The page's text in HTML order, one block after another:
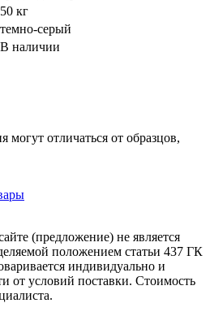
50 кг
темно-серый
В наличии
могут отличаться от образцов,
(предложение) не является
положением статьи 437 ГК
индивидуально и
от условий поставки. Стоимость